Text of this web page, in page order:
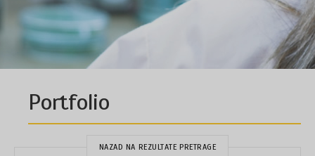
Portfolio
NAZAD NA REZULTATE PRETRAGE